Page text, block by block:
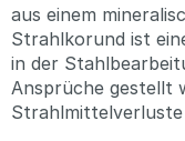
aus einem
Strahlkorund ist
in der
Ansprüche gestellt
Strahlmittelverluste